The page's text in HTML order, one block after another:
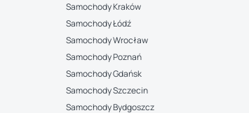
Samochody Kraków
Samochody Łódź
Samochody Wrocław
Samochody Poznań
Samochody Gdańsk
Samochody Szczecin
Samochody Bydgoszcz